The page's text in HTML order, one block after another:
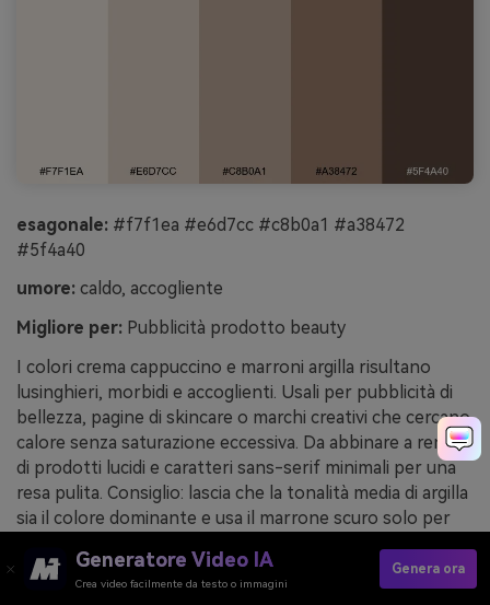
esagonale: #f7f1ea #e6d7cc #c8b0a1 #a38472
#5f4a40
umore: caldo, accogliente
Migliore per: Pubblicità prodotto beauty
I colori crema cappuccino e marroni argilla risultano
lusinghieri, morbidi e accoglienti. Usali per pubblicità di
bellezza, pagine di skincare o marchi creativi che cercano
calore senza saturazione eccessiva. Da abbinare a render
di prodotti lucidi e caratteri sans-serif minimali per una
resa pulita. Consiglio: lascia che la tonalità media di argilla
sia il colore dominante e usa il marrone scuro solo per
Esempio di immagine di cappuccino clay generata con
Generatore Video IA
Crea video facilmente da testo o immagini
Genera ora